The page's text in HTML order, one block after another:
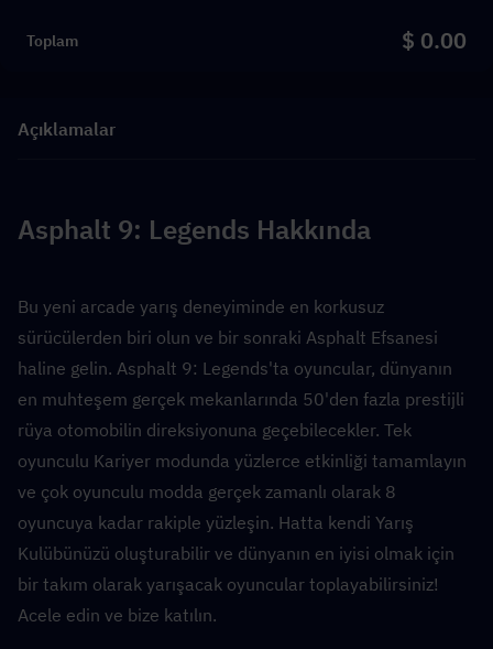
Toplam $ 0.00
Açıklamalar
Asphalt 9: Legends Hakkında
Bu yeni arcade yarış deneyiminde en korkusuz
sürücülerden biri olun ve bir sonraki Asphalt Efsanesi
haline gelin. Asphalt 9: Legends'ta oyuncular, dünyanın
en muhteşem gerçek mekanlarında 50'den fazla prestijli
rüya otomobilin direksiyonuna geçebilecekler. Tek
oyunculu Kariyer modunda yüzlerce etkinliği tamamlayın
ve çok oyunculu modda gerçek zamanlı olarak 8
oyuncuya kadar rakiple yüzleşin. Hatta kendi Yarış
Kulübünüzü oluşturabilir ve dünyanın en iyisi olmak için
bir takım olarak yarışacak oyuncular toplayabilirsiniz!
Acele edin ve bize katılın.